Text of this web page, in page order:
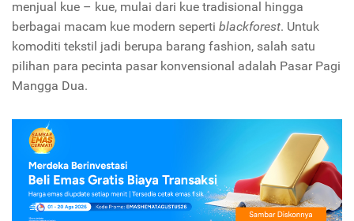
menjual kue – kue, mulai dari kue tradisional hingga
berbagai macam kue modern seperti blackforest. Untuk
komoditi tekstil jadi berupa barang fashion, salah satu
pilihan para pecinta pasar konvensional adalah Pasar Pagi
Mangga Dua.